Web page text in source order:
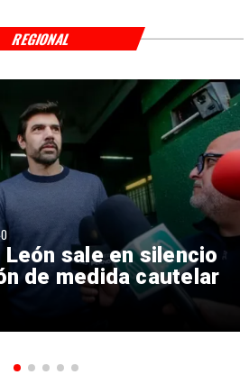
sale en silencio
de medida cautelar
REGIONAL